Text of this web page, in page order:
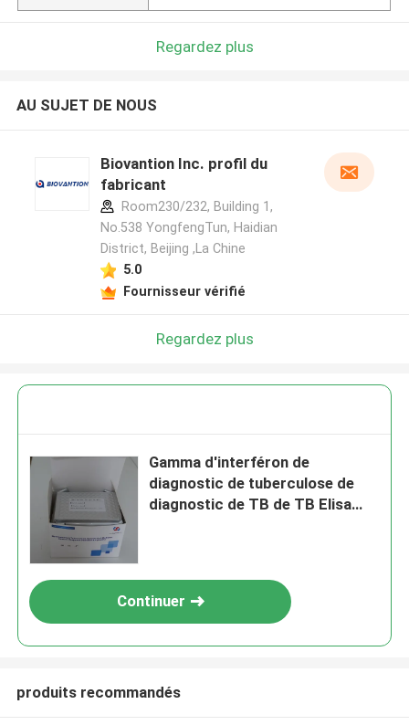
Regardez plus
AU SUJET DE NOUS
Biovantion Inc. profil du
fabricant
Room230/232, Building 1,
No.538 YongfengTun, Haidian
District, Beijing ,La Chine
5.0
Fournisseur vérifié
Regardez plus
Gamma d'interféron de
diagnostic de tuberculose de
diagnostic de TB de TB Elisa
Continuer
produits recommandés